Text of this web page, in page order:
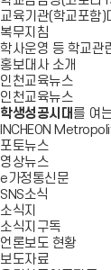
교육기관(학교포함)
복무지침
학사운영 등 학교관
홍보대사 소개
인천교육뉴스
인천교육뉴스
학생성공시대 를 여
INCHEON
포토뉴스
영상뉴스
e가정통신문
SNS소식
소식지
소식지구독
언론보도 현황
보도자료